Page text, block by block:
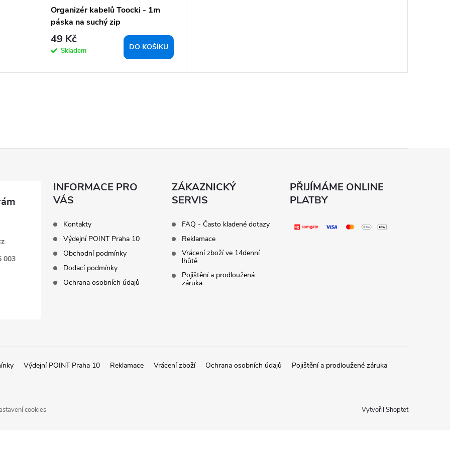
Organizér kabelů Toocki - 1m
páska na suchý zip
49 Kč
Skladem DO KOŠÍKU
003
INFORMACE PRO
VÁS
Kontakty
Výdejní POINT Praha 10
Obchodní podmínky
Dodací podmínky
Ochrana osobních údajů
ZÁKAZNICKÝ
SERVIS
FAQ - Často kladené dotazy
Reklamace
Vrácení zboží ve 14denní
lhůtě
Pojištění a prodloužená
záruka
PŘIJÍMÁME ONLINE
PLATBY
Výdejní POINT Praha 10 Reklamace Vrácení zboží Ochrana osobních údajů Pojištění a prodloužené záruka
Vytvořil Shoptet
cookies